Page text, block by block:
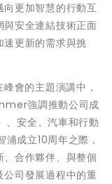
更加智慧的行動互
安全連結技術正面
更新的需求與挑
會的主題演講中，
強調推動公司成
、安全、汽車和行動
成立10周年之際，
合作夥伴、與整個
司發展過程中的重